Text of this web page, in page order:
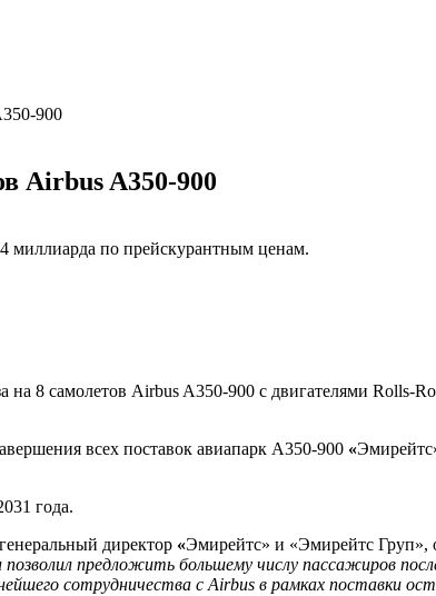
900
Airbus A350-900
миллиарда по прейскурантным ценам.
8 самолетов Airbus A350-900 с двигателями Rolls-
всех поставок авиапарк A350-900 «
года.
директор «Эмирейтс» и «Эмирейтс Груп»,
предложить большему числу пассажиров
сотрудничества с Airbus в рамках поставки